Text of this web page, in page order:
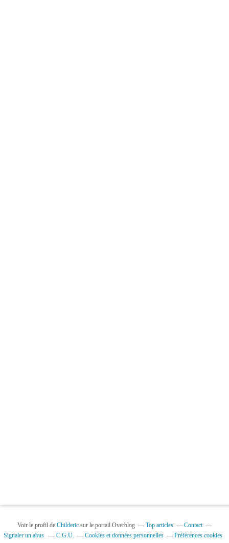
Voir le profil de Childeric sur le portail Overblog Top articles
Contact
Signaler un abus
C.G.U. Cookies et données personnelles Préférences cookies